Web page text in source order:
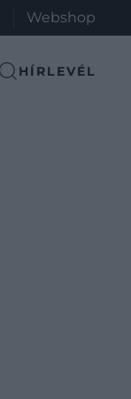
Webshop
HÍRLEVÉL